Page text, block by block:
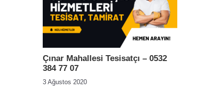
Çınar Mahallesi Tesisatçı – 0532
384 77 07
3 Ağustos 2020